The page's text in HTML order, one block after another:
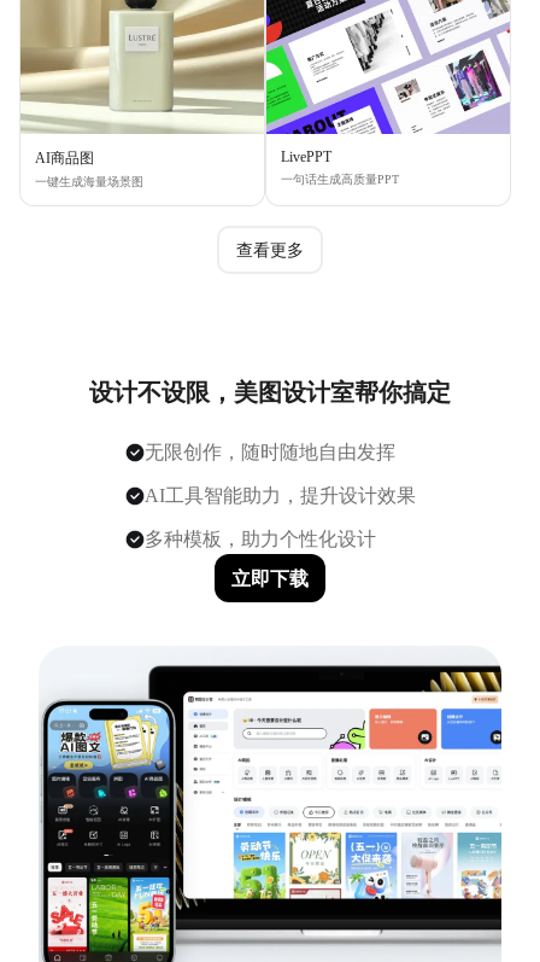
AI商品图
一键生成海量场景图
LivePPT
一句话生成高质量PPT
查看更多
设计不设限，美图设计室帮你搞定
无限创作，随时随地自由发挥
AI工具智能助力，提升设计效果
多种模板，助力个性化设计
立即下载